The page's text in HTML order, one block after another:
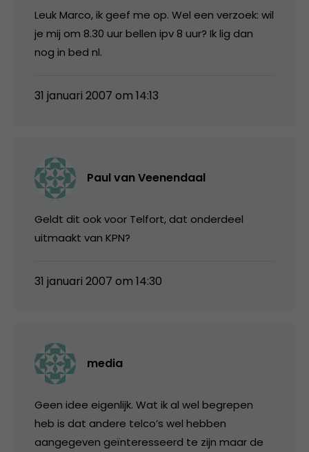
Leuk Marco, ik geef me op. Wel een verzoek: wil
je mij om 8.30 uur bellen ipv 8 uur? Ik lig dan
nog in bed nl.
31 januari 2007 om 14:13
Paul van Veenendaal
Geldt dit ook voor Telfort, dat onderdeel
uitmaakt van KPN?
31 januari 2007 om 14:30
media
Geen idee eigenlijk. Wat ik al wel begrepen
heb is dat andere telco’s wel hebben
aangegeven geïnteresseerd te zijn maar de